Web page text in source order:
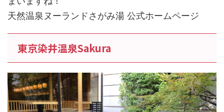
天然温泉ヌーランドさがみ湯 公式ホームページ
東京染井温泉Sakura